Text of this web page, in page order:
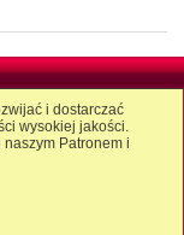
i dostarczać
wysokiej jakości.
Patronem i